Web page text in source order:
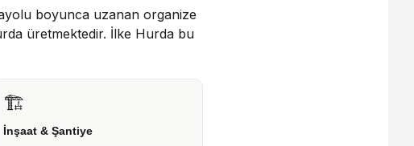
boyunca uzanan organize
üretmektedir. İlke Hurda bu
🏗️
İnşaat & Şantiye